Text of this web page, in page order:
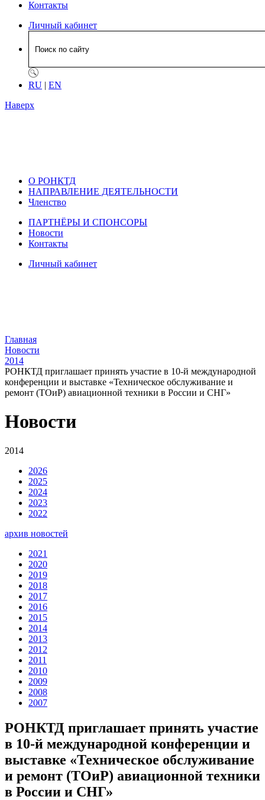
Контакты
Личный кабинет
RU | EN
Наверх
О РОНКТД
НАПРАВЛЕНИЕ ДЕЯТЕЛЬНОСТИ
Членство
ПАРТНЁРЫ И СПОНСОРЫ
Новости
Контакты
Личный кабинет
Главная
Новости
2014
РОНКТД приглашает принять участие в 10-й международной
конференции и выставке «Техническое обслуживание и
ремонт (ТОиР) авиационной техники в России и СНГ»
Новости
2014
2026
2025
2024
2023
2022
архив новостей
2021
2020
2019
2018
2017
2016
2015
2014
2013
2012
2011
2010
2009
2008
2007
РОНКТД приглашает принять участие
в 10-й международной конференции и
выставке «Техническое обслуживание
и ремонт (ТОиР) авиационной техники
в России и СНГ»